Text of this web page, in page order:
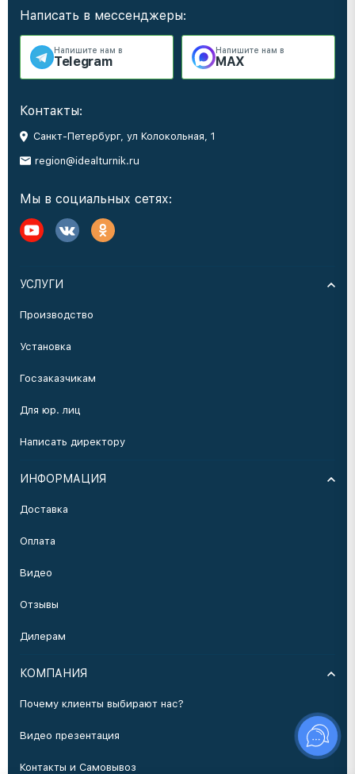
Написать в мессенджеры:
Напишите нам в
Telegram
Напишите нам в
MAX
Контакты:
Санкт-Петербург, ул Колокольная, 1
region@idealturnik.ru
Мы в социальных сетях:
УСЛУГИ
Производство
Установка
Госзаказчикам
Для юр. лиц
Написать директору
ИНФОРМАЦИЯ
Доставка
Оплата
Видео
Отзывы
Дилерам
КОМПАНИЯ
Почему клиенты выбирают нас?
Видео презентация
Контакты и Самовывоз